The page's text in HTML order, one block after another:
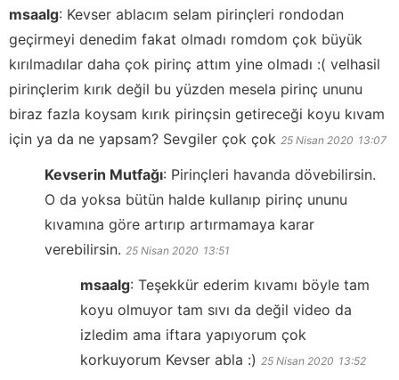
msaalg: Kevser ablacım selam pirinçleri rondodan
geçirmeyi denedim fakat olmadı romdom çok büyük
kırılmadılar daha çok pirinç attım yine olmadı :( velhasil
pirinçlerim kırık değil bu yüzden mesela pirinç ununu
biraz fazla koysam kırık pirinçsin getireceği koyu kıvam
için ya da ne yapsam? Sevgiler çok çok 25 Nisan 2020 13:07
Kevserin Mutfağı: Pirinçleri havanda dövebilirsin.
O da yoksa bütün halde kullanıp pirinç ununu
kıvamına göre artırıp artırmamaya karar
verebilirsin. 25 Nisan 2020 13:51
msaalg: Teşekkür ederim kıvamı böyle tam
koyu olmuyor tam sıvı da değil video da
izledim ama iftara yapıyorum çok
korkuyorum Kevser abla :) 25 Nisan 2020 13:52